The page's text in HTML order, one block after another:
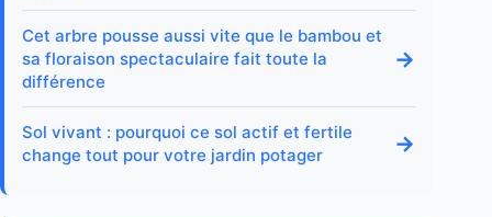
Cet arbre pousse aussi vite que le bambou et
sa floraison spectaculaire fait toute la
différence
→
Sol vivant : pourquoi ce sol actif et fertile
change tout pour votre jardin potager
→